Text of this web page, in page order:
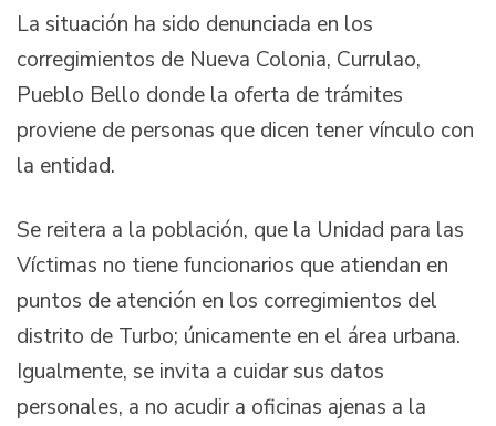
La situación ha sido denunciada en los
corregimientos de Nueva Colonia, Currulao,
Pueblo Bello donde la oferta de trámites
proviene de personas que dicen tener vínculo con
la entidad.
Se reitera a la población, que la Unidad para las
Víctimas no tiene funcionarios que atiendan en
puntos de atención en los corregimientos del
distrito de Turbo; únicamente en el área urbana.
Igualmente, se invita a cuidar sus datos
personales, a no acudir a oficinas ajenas a la